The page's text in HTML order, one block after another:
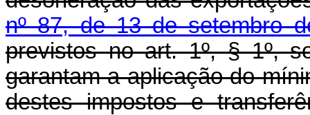
nº 87, de 13 de setembro
previstos no art. 1º, § 1º,
garantam a aplicação do
destes impostos e